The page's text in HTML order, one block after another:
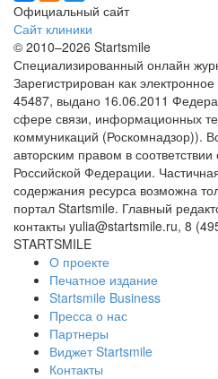
Официальный сайт
Сайт клиники
© 2010–2026 Startsmile
Специализированный онлайн
Зарегистрирован как
45487, выдано 16.06.2011
сфере связи, информационных
коммуникаций (Роскомнадзор)).
авторским правом в соответствии
Российской Федерации.
содержания ресурса возможна
портал Startsmile. Главный
контакты yulia@startsmile.ru, 8
STARTSMILE
О проекте
Печатное издание
Startsmile Business
Пресса о нас
Партнеры
Виджет Startsmile
Контакты